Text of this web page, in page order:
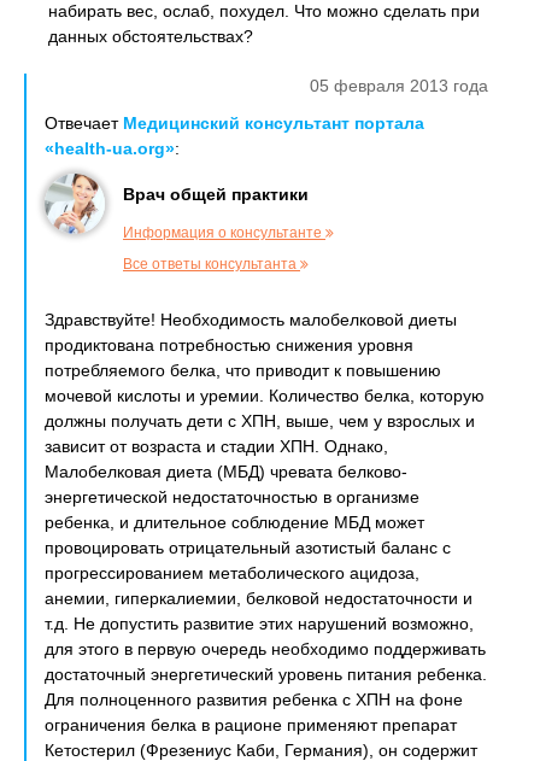
набирать вес, ослаб, похудел. Что можно сделать при
данных обстоятельствах?
05 февраля 2013 года
Отвечает Медицинский консультант портала
«health-ua.org»:
Врач общей практики
Информация о консультанте
Все ответы консультанта
Здравствуйте! Необходимость малобелковой диеты
продиктована потребностью снижения уровня
потребляемого белка, что приводит к повышению
мочевой кислоты и уремии. Количество белка, которую
должны получать дети с ХПН, выше, чем у взрослых и
зависит от возраста и стадии ХПН. Однако,
Малобелковая диета (МБД) чревата белково-
энергетической недостаточностью в организме
ребенка, и длительное соблюдение МБД может
провоцировать отрицательный азотистый баланс с
прогрессированием метаболического ацидоза,
анемии, гиперкалиемии, белковой недостаточности и
т.д. Не допустить развитие этих нарушений возможно,
для этого в первую очередь необходимо поддерживать
достаточный энергетический уровень питания ребенка.
Для полноценного развития ребенка с ХПН на фоне
ограничения белка в рационе применяют препарат
Кетостерил (Фрезениус Каби, Германия), он содержит